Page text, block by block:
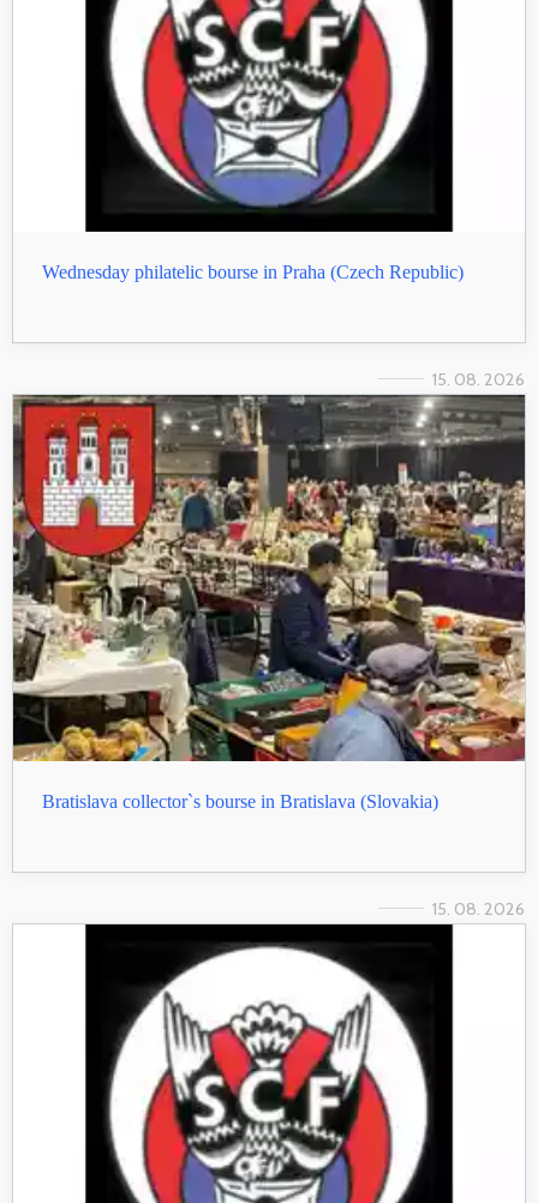
Wednesday philatelic bourse in Praha (Czech Republic)
15. 08. 2026
Bratislava collector`s bourse in Bratislava (Slovakia)
15. 08. 2026